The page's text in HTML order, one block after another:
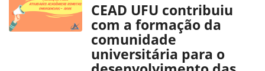
CEAD UFU contribuiu
com a formação da
comunidade
universitária para o